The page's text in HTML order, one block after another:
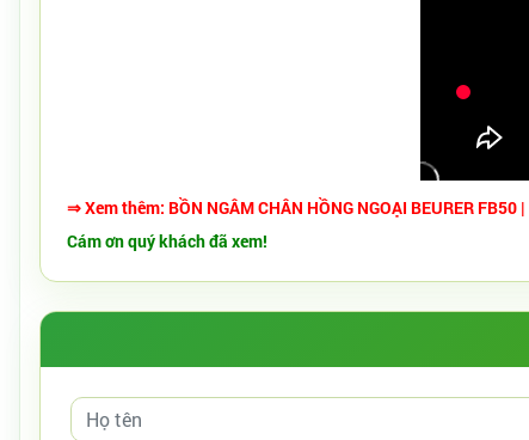
⇒ Xem thêm: BỒN NGÂM CHÂN HỒNG NGOẠI BEURER FB50 |
Cám ơn quý khách đã xem!